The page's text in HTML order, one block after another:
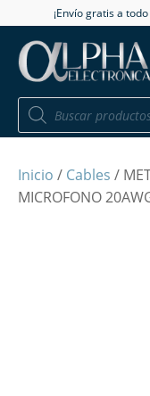
¡Envío gratis a
Búsqueda
productos
Inicio / Cables /
MICROFONO